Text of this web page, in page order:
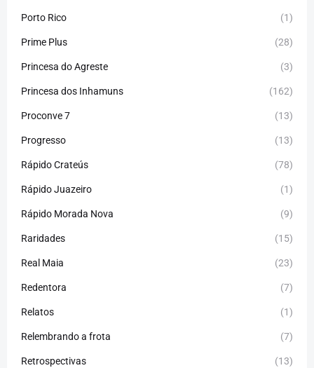
Porto Rico (1)
Prime Plus (28)
Princesa do Agreste (3)
Princesa dos Inhamuns (162)
Proconve 7 (13)
Progresso (13)
Rápido Crateús (78)
Rápido Juazeiro (1)
Rápido Morada Nova (9)
Raridades (15)
Real Maia (23)
Redentora (7)
Relatos (1)
Relembrando a frota (7)
Retrospectivas (13)